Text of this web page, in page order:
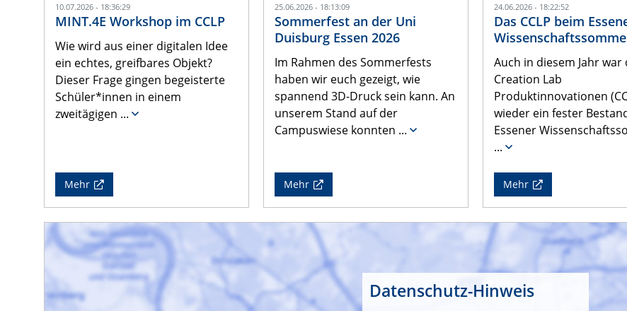
10.07.2026 - 18:36:29
MINT.4E Workshop im CCLP
Wie wird aus einer digitalen Idee
ein echtes, greifbares Objekt?
Dieser Frage gingen begeisterte
Schüler*innen in einem
zweitägigen ...
Mehr
25.06.2026 - 18:13:09
Sommerfest an der Uni
Duisburg Essen 2026
Im Rahmen des Sommerfests
haben wir euch gezeigt, wie
spannend 3D-Druck sein kann. An
unserem Stand auf der
Campuswiese konnten ...
Mehr
24.06.2026 - 18:22:52
Das CCLP beim
Auch in diesem Jahr war
Creation Lab
Produktinnovationen
wieder ein fester
Essener
...
Mehr
Datenschutz-Hinweis